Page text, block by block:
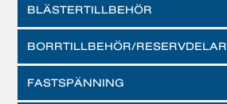
BLÄSTERTILLBEHÖR
BORRTILLBEHÖR/RESERVDELAR
FASTSPÄNNING